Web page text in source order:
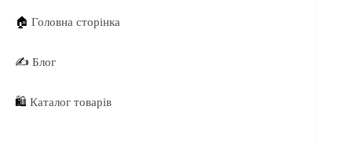
🏠Головна сторінка
✍️Блог
🛍️Каталог товарів